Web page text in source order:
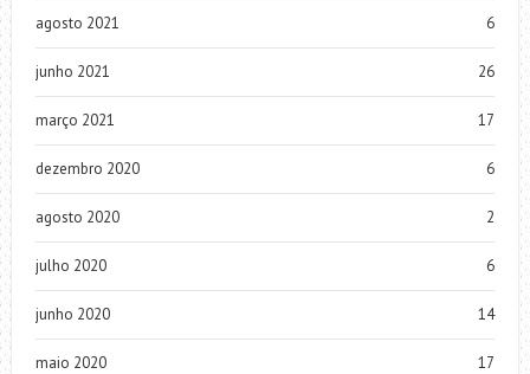
agosto 2021 6
junho 2021 26
março 2021 17
dezembro 2020 6
agosto 2020 2
julho 2020 6
junho 2020 14
maio 2020 17